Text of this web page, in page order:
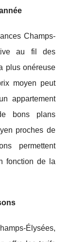
Champs-
au fil des
plus onéreuse
moyen peut
appartement
bons plans
proches de
permettent
fonction de la
Élysées,